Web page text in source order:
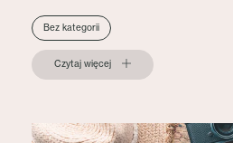
Bez kategorii
Czytaj więcej